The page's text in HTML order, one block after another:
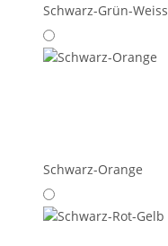
Schwarz-Grün-Weiss
Schwarz-Orange